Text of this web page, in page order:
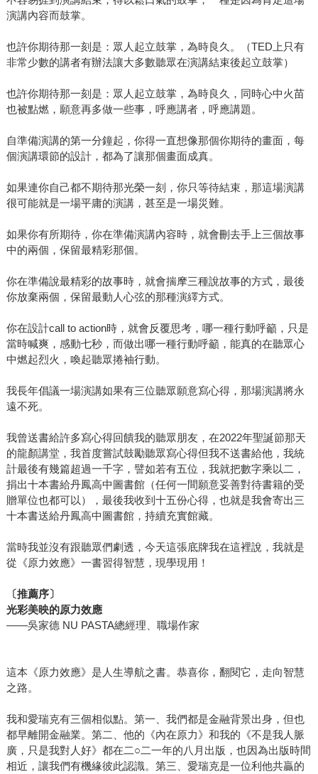
演講內容而鼓掌。
也許你期待那一刻是：眾人起立鼓掌，為時良久。（TED上只有
非常少數的講者有辦法讓大多數聽眾在演講結束後起立鼓掌）
也許你期待那一刻是：眾人起立鼓掌，為時良久，同時心中火苗
也被點燃，願意再多做一些事，呼應講者，呼應講題。
自準備演講的第一分鐘起，你得一直想像那個你期待的畫面，每
個演講環節的設計，都為了讓那個畫面成真。
如果連你自己都不期待那光榮一刻，你只等待結束，那這場演講
很可能就是一場平庸的演講，甚至是一場災難。
如果你有所期待，你在準備演講內容時，就會刪去手上三個故事
中的兩個，保留最精彩那個。
你在準備說最精彩的故事時，就會揣摩三種說故事的方式，最後
你放棄兩個，保留最動人心弦的那種演繹方式。
你在設計call to action時，就會反覆思考，哪一種行動呼籲，只是
當時喊爽，感動七秒，而做出哪一種行動呼籲，能真的在聽眾心
中燃起烈火，喚起聽眾捲袖行動。
我長年倡議一場演講如果有三位聽眾願意寫心得，那場演講將永
遠不死。
我曾送書給許多寫心得回饋我的聽眾朋友，在2022年聖誕節那天
的龍顏講堂，我首度嘗試鼓勵聽眾寫心得但我不送書給他，我統
計最後有幾篇超過一千字，譬如若有五位，我就把數字乘以二，
捐出十本書給丹鳳高中圖書館（任何一間願意妥善對待書籍的受
贈單位也都可以），最後我收到十五份心得，也就是我會寄出三
十本書送給丹鳳高中圖書館，持續充實館藏。
當時我並沒有跟聽眾們劇透，今天這張底牌我在這裡說，我就是
從《原力效應》一書習得智慧，現學現用！
〔推薦序〕
光彩美映的原力效應
——吳家德 NU PASTA總經理、職場作家
這本《原力效應》是人生導航之書。恭喜你，翻閱它，走向智慧
之路。
我和愛瑞克有三個相似點。第一、我們都是金融背景出身，但也
都早離開金融業。第二、他的《內在原力》和我的《不是我人脈
廣，只是我對人好》都在二○二一年的八月出版，也因為出版時間
相近，讓我們有機緣彼此認識。第三、愛瑞克是一位利他共贏的